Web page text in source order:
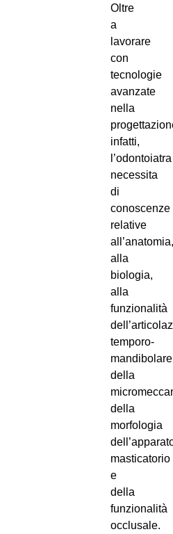
Oltre
a
lavorare
con
tecnologie
avanzate
nella
infatti,
l’odontoiatra
necessita
di
conoscenze
relative
all’anatomia,
alla
biologia,
alla
funzionalità
temporo-
della
della
morfologia
masticatorio
e
della
funzionalità
occlusale.